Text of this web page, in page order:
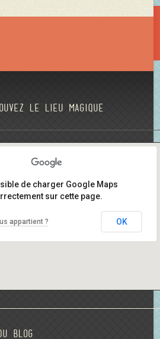
le lieu magique
de charger Google Maps
sur cette page.
appartient ? OK
blog